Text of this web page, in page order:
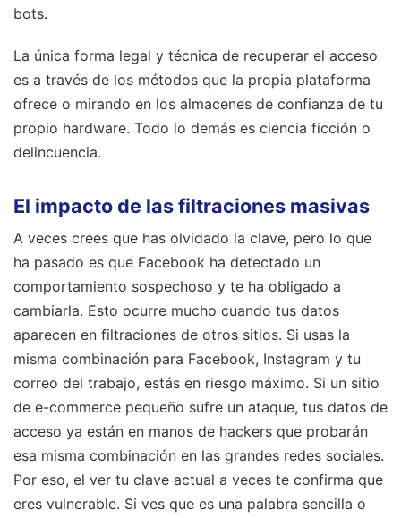
bots.
La única forma legal y técnica de recuperar el acceso
es a través de los métodos que la propia plataforma
ofrece o mirando en los almacenes de confianza de tu
propio hardware. Todo lo demás es ciencia ficción o
delincuencia.
El impacto de las filtraciones masivas
A veces crees que has olvidado la clave, pero lo que
ha pasado es que Facebook ha detectado un
comportamiento sospechoso y te ha obligado a
cambiarla. Esto ocurre mucho cuando tus datos
aparecen en filtraciones de otros sitios. Si usas la
misma combinación para Facebook, Instagram y tu
correo del trabajo, estás en riesgo máximo. Si un sitio
de e-commerce pequeño sufre un ataque, tus datos de
acceso ya están en manos de hackers que probarán
esa misma combinación en las grandes redes sociales.
Por eso, el ver tu clave actual a veces te confirma que
eres vulnerable. Si ves que es una palabra sencilla o